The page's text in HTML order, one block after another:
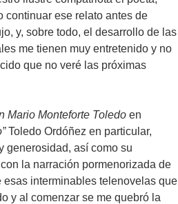
continuar ese relato antes de
y, sobre todo, el desarrollo de las
me tienen muy entretenido y no
que no veré las próximas
Mario Monteforte Toledo en
Toledo Ordóñez en particular,
generosidad, así como su
la narración pormenorizada de
interminables telenovelas que
y al comenzar se me quebró la